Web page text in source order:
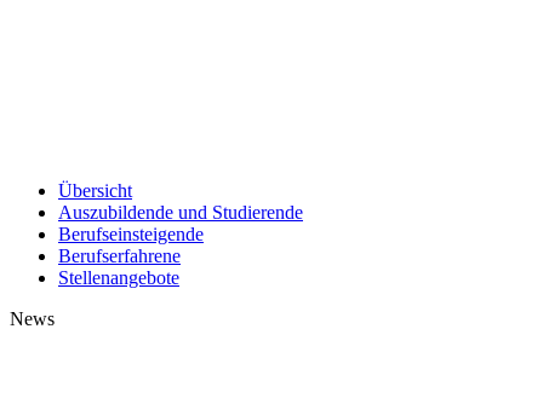
Übersicht
Auszubildende und Studierende
Berufseinsteigende
Berufserfahrene
Stellenangebote
News